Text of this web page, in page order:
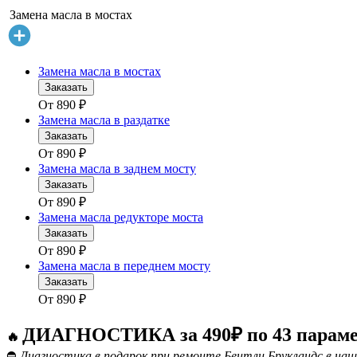
Замена масла в мостах
Замена масла в мостах
Заказать
От 890 ₽
Замена масла в раздатке
Заказать
От 890 ₽
Замена масла в заднем мосту
Заказать
От 890 ₽
Замена масла редукторе моста
Заказать
От 890 ₽
Замена масла в переднем мосту
Заказать
От 890 ₽
🔥 ДИАГНОСТИКА за 490₽ по 43